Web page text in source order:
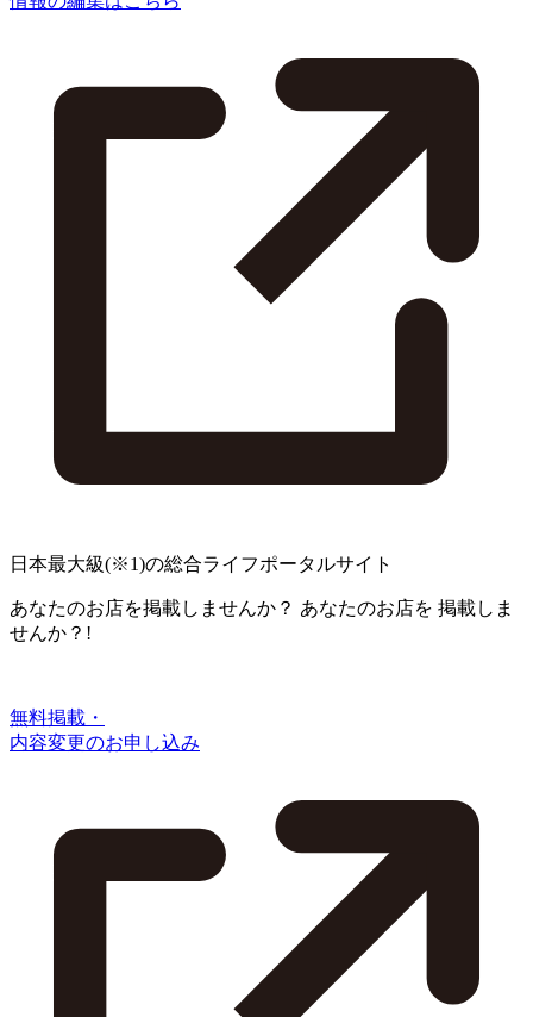
日本最大級(※1)の総合ライフポータルサイト
あなたのお店を掲載しませんか？ あなたのお店を 掲載しま
せんか？!
無料掲載・
内容変更のお申し込み